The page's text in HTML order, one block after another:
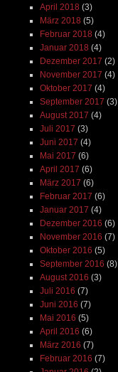
April 2018 (3)
März 2018 (5)
Februar 2018 (4)
Januar 2018 (4)
Dezember 2017 (2)
November 2017 (4)
Oktober 2017 (4)
September 2017 (3)
August 2017 (4)
Juli 2017 (3)
Juni 2017 (4)
Mai 2017 (6)
April 2017 (6)
März 2017 (6)
Februar 2017 (6)
Januar 2017 (4)
Dezember 2016 (6)
November 2016 (7)
Oktober 2016 (5)
September 2016 (8)
August 2016 (3)
Juli 2016 (7)
Juni 2016 (7)
Mai 2016 (5)
April 2016 (6)
März 2016 (7)
Februar 2016 (7)